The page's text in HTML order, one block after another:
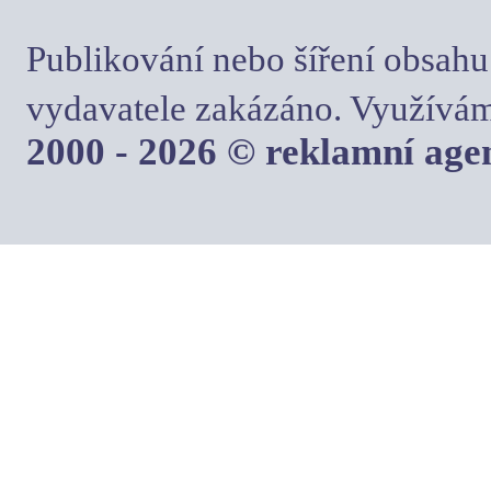
Publikování nebo šíření
vydavatele zakázáno.
2000 - 2026 © reklamní